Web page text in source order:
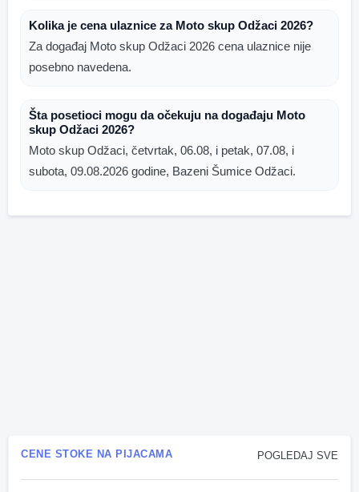
Kolika je cena ulaznice za Moto skup Odžaci 2026?
Za događaj Moto skup Odžaci 2026 cena ulaznice nije
posebno navedena.
Šta posetioci mogu da očekuju na događaju Moto
skup Odžaci 2026?
Moto skup Odžaci, četvrtak, 06.08, i petak, 07.08, i
subota, 09.08.2026 godine, Bazeni Šumice Odžaci.
POGLEDAJ SVE
CENE STOKE NA PIJACAMA